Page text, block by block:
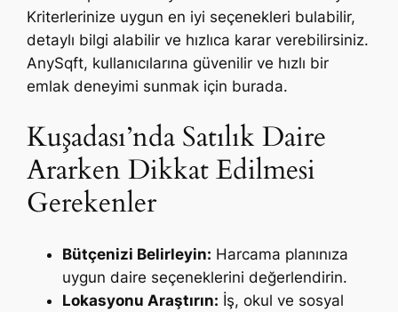
Kriterlerinize uygun en iyi seçenekleri bulabilir,
detaylı bilgi alabilir ve hızlıca karar verebilirsiniz.
AnySqft, kullanıcılarına güvenilir ve hızlı bir
emlak deneyimi sunmak için burada.
Kuşadası’nda Satılık Daire
Ararken Dikkat Edilmesi
Gerekenler
Bütçenizi Belirleyin: Harcama planınıza
uygun daire seçeneklerini değerlendirin.
Lokasyonu Araştırın: İş, okul ve sosyal